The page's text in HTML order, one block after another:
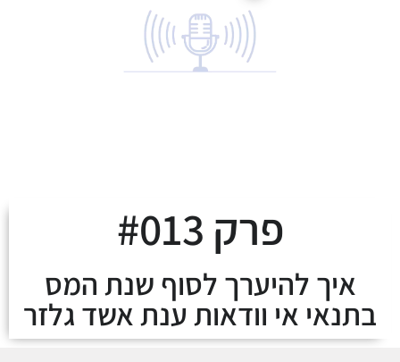
פרק #013
איך להיערך לסוף שנת המס
בתנאי אי וודאות ענת אשד גלזר